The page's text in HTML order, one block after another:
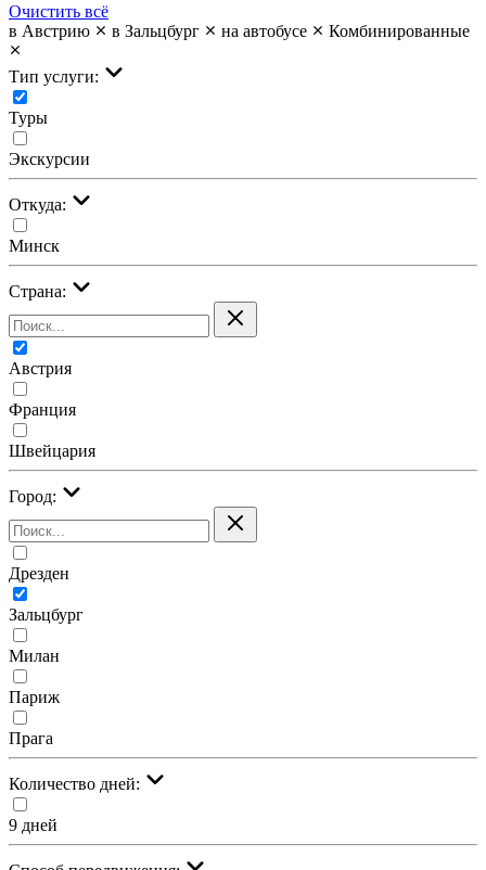
Очистить всё
в Австрию
в Зальцбург на автобусе Комбинированные
Тип услуги:
Туры
Экскурсии
Откуда:
Минск
Страна:
Австрия
Франция
Швейцария
Город:
Дрезден
Зальцбург
Милан
Париж
Прага
Количество дней:
9 дней